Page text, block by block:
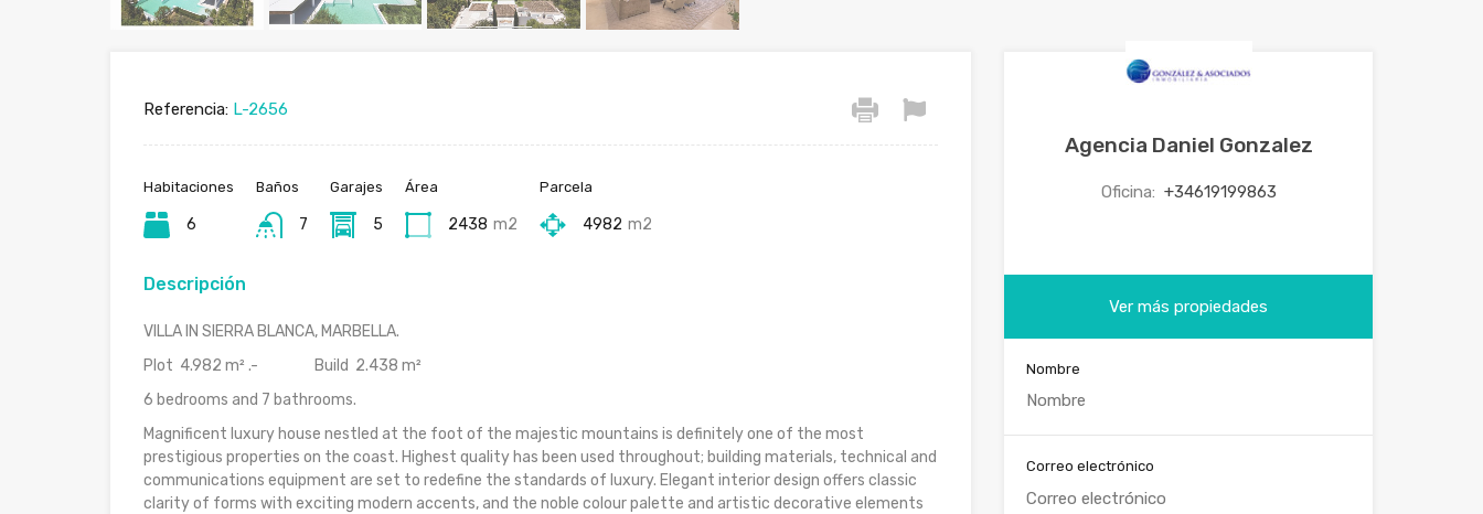
Referencia: L-2656
Habitaciones
6
Baños
7
Garajes
5
Área
2438 m2
Parcela
4982 m2
Descripción
VILLA IN SIERRA BLANCA, MARBELLA.
Plot 4.982 m² .- Build 2.438 m²
6 bedrooms and 7 bathrooms.
Magnificent luxury house nestled at the foot of the majestic mountains is definitely one of the most
prestigious properties on the coast. Highest quality has been used throughout; building materials, technical and
communications equipment are set to redefine the standards of luxury. Elegant interior design offers classic
clarity of forms with exciting modern accents, and the noble colour palette and artistic decorative elements
Agencia Daniel Gonzalez
Oficina: +34619199863
Ver más propiedades
Nombre
Correo electrónico